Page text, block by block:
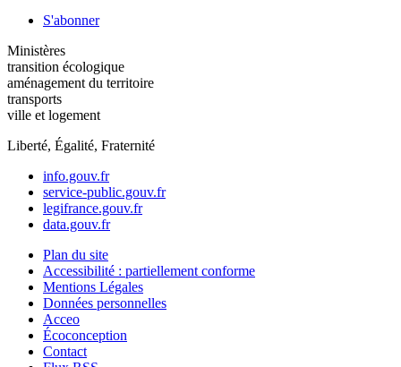
S'abonner
Ministères
transition écologique
aménagement du territoire
transports
ville et logement
Liberté, Égalité, Fraternité
info.gouv.fr
service-public.gouv.fr
legifrance.gouv.fr
data.gouv.fr
Plan du site
Accessibilité : partiellement conforme
Mentions Légales
Données personnelles
Acceo
Écoconception
Contact